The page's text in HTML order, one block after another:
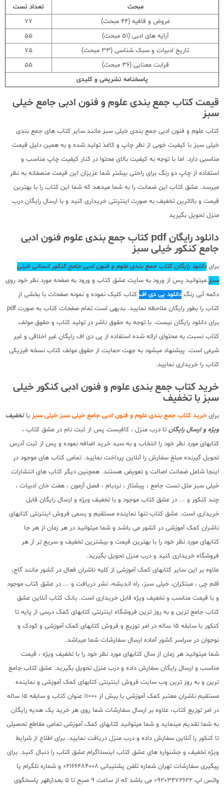
مبحث
تعداد تست
عروض و قافیه (44 مبحث)
77
آرایه های ادبی (51 مبحث)
55
تاریخ ادبیات و سبک شناسی (33 مبحث)
75
قرابت معنایی (36 مبحث)
55
پاسخنامه تشریحی و کلیدی
قیمت کتاب جمع بندی علوم و فنون ادبی جامع خیلی
سبز
کتاب علوم و فنون ادبی جمع بندی خیلی سبز مانند سایر کتاب های جمع بندی
خیلی سبز با کیفیت خوبی از نظر چاپ و کاغذ تولید شده و به همین دلیل قیمت
مناسبی دارد. اما با توجه به کیفیت بالای محتوا در کنار کیفیت چاپ مناسب و
استفاده از چاپ دو رنگ برای راحتی بیشتر شما عزیزان این قیمت منصفانه به نظر
میرسد. عشق کتاب این ضمانت را به شما میدهد که شما این کتاب را با بهترین
قیمت و بالاترین تخفیف به صورت اینترنتی خریداری کنید و با ارسال رایگان درب
منزل تحویل بگیرید
دانلود رایگان pdf کتاب جمع بندی علوم فنون ادبی
جامع کنکور خیلی سبز
برایدانلود رایگان کتاب جمع بندی علوم و فنون ادبی جامع کنکور انسانی خیلی
سبزمیتوانید پس از ورود به سایت عشق کتاب و ورود به صفحه مورد نظر خود روی
دکمه آبی رنگ دانلود پی دی اف کتاب کلیک نموده و نمونه صفحات با بخشی از
کتاب را بطور رایگان ملاحظه نمایید. بدیهی است تمام صفحات کتاب به صورت pdf
برای دانلود رایگان نیست. با توجه به حقوق ناشر در تولید کتاب و حقوق مولف
کتاب نسبت به محتوای ارائه شده استفاده از پی دی اف رایگان غیر اخلاقی و غیر
شرعی است. پیشنهاد میشود به جهت حمایت از حقوق مولف کتاب نسخه فیزیکی
کتاب را خریداری نمایید.
خرید کتاب جمع بندی علوم و فنون ادبی کنکور خیلی
سبز با تخفیف
برای خرید کتاب جمع بندی علوم و فنون ادبی جامع خیلی سبز خیلی سبز باتخفیف
ویژه و ارسال رایگان تا درب منزل ، کافیست پس از ثبت نام در عشق کتاب ،
کتابهای مورد نظر خود را انتخاب و به سبد خرید اضافه نموده و پس از ثبت آدرس
تحویل گیرنده مبلغ سفارش را آنلاین پرداخت نمایید. تمامی کتاب های موجود در
اینجا شامل ضمانت اصالت و تعویض هستند. همچنین دیگر کتاب های انتشارات
خیلی سبز مثل تست جامع ، پیشتاز ، نردبام ، فصل آزمون ، هفت خان ادبیات ،
چند کنکور و ... در عشق کتاب موجود و با تخفیف ویژه و ارسال رایگان قابل
خریداری است. عشق کتاب تنها نماینده مستقیم و رسمی فروش اینترنتی کتابهای
ناشران کمک آموزشی در کشور می باشد و شما میتوانید در هر زمان از هر جا
کتابهای مورد نظر خود را با بهترین قیمت و بیشترین تخفیف و سریع تر از هر
فروشگاه خریداری کنید و درب منزل تحویل بگیرید.
علاوه بر این سایر کتابهای کمک آموزشی از کلیه ناشران فعال در کشور مانند گاج،
قلم چی ، مبتکران، خیلی سبز، راه اندیشه، نشر دریافت و ... در عشق کتاب موجود
و با قیمت مناسب و تخفیف ویژه قابل خریداری است. بانک کتاب آنلاین عشق
کتاب جامع ترین و به روز ترین فروشگاه اینترنتی کتابهای کمک درسی از پایه تا
کنکور با سابقه 15 ساله در امر توزیع و فروش کتابهای کمک آموزشی و کودک و
نوجوان در سراسر کشور آماده ارسال سفارشات شما میباشد.
شما میتوانید هر زمان از سال کتابهای مورد نظر خود را با تخفیف ویژه ، قیمت
مناسب و ارسال رایگان سفارش داده و درب منزل تحویل بگیرید. عشق کتاب جامع
ترین و به روز ترین وب سایت فروش اینترنتی کتابهای کمک آموزشی و نماینده
مستقیم ناشران معتبر کمک آموزشی با بیش از 11000 عنوان کتاب و سابقه 15 ساله
در امر توزیع کتاب، علاوه بر ارسال سفارشات شما روی هر خرید یک هدیه رایگان
به شما تقدیم مینماید و شما میتوانید کتابهای کمک آموزشی تمامی مقاطع تحصیلی
تا کنکور را آنلاین سفارش داده و درب منزل دریافت نمایید. برای اطلاع از شرایط
ویژه تخفیف و جشنواره های عشق کتاب اینستاگرام عشق کتاب را دنبال کنید. برای
پیگیری سفارشات تهران شماره تلفن پشتیبانی 02166484008 و شماره تلگرام یا
واتس اپ 09203472622 می باشد که از ساعت 9 صبح تا 5 بعدازظهر پاسخگوی